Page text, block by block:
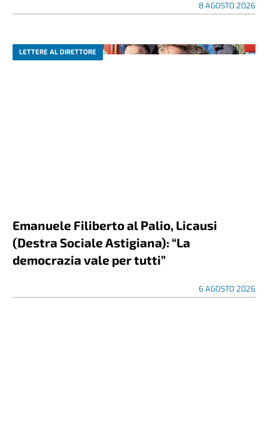
8 AGOSTO 2026
LETTERE AL DIRETTORE
Emanuele Filiberto al Palio, Licausi
(Destra Sociale Astigiana): “La
democrazia vale per tutti”
6 AGOSTO 2026